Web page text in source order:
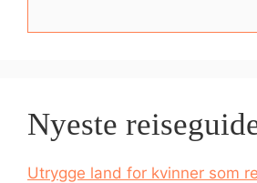
Nyeste
Utrygge land for kvinner som